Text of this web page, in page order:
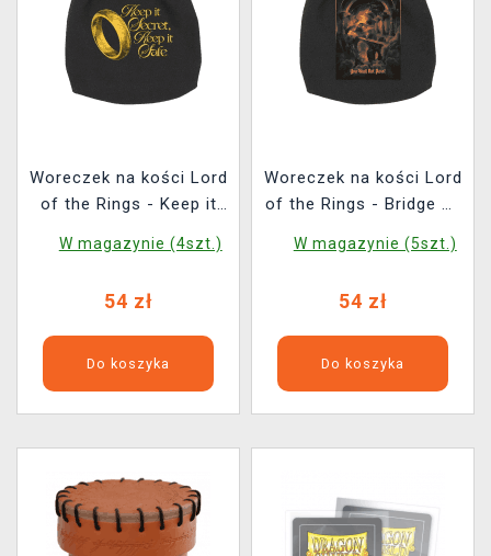
Woreczek na kości Lord
of the Rings - Keep it
W magazynie (4szt.)
54 zł
Do koszyka
Woreczek na kości Lord
of the Rings - Bridge of
W magazynie (5szt.)
54 zł
Do koszyka